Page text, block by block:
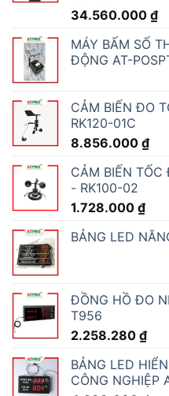
34.560.000 ₫
MÁY BẤM SỐ
ĐỘNG AT-
CẢM BIẾN ĐO
RK120-01C
8.856.000 ₫
CẢM BIẾN
- RK100-02
1.728.000 ₫
BẢNG LED
ĐỒNG HỒ ĐO
T956
2.258.280 ₫
BẢNG LED
CÔNG NGHIỆP